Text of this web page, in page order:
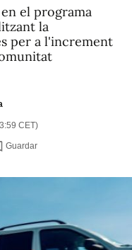
el programa
la
per a l'increment
CET)
Guardar